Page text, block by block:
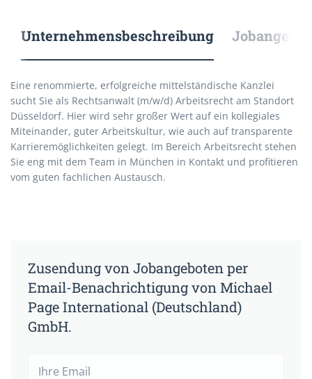
Unternehmensbeschreibung
Eine renommierte, erfolgreiche mittelständische Kanzlei
sucht Sie als Rechtsanwalt (m/w/d) Arbeitsrecht am Standort
Düsseldorf. Hier wird sehr großer Wert auf ein kollegiales
Miteinander, guter Arbeitskultur, wie auch auf transparente
Karrieremöglichkeiten gelegt. Im Bereich Arbeitsrecht stehen
Sie eng mit dem Team in München in Kontakt und profitieren
vom guten fachlichen Austausch.
Zusendung von Jobangeboten per
Email-Benachrichtigung von Michael
Page International (Deutschland)
GmbH.